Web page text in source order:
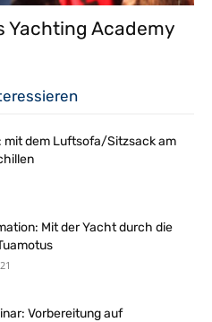
Yachting Academy
mit dem Luftsofa/Sitzsack am
Mit der Yacht durch die
Vorbereitung auf